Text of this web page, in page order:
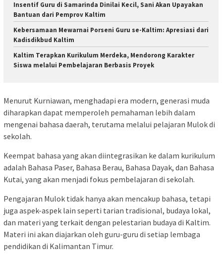
Insentif Guru di Samarinda Dinilai Kecil, Sani Akan Upayakan
Bantuan dari Pemprov Kaltim
Kebersamaan Mewarnai Porseni Guru se-Kaltim: Apresiasi dari
Kadisdikbud Kaltim
Kaltim Terapkan Kurikulum Merdeka, Mendorong Karakter
Siswa melalui Pembelajaran Berbasis Proyek
Menurut Kurniawan, menghadapi era modern, generasi muda
diharapkan dapat memperoleh pemahaman lebih dalam
mengenai bahasa daerah, terutama melalui pelajaran Mulok di
sekolah.
Keempat bahasa yang akan diintegrasikan ke dalam kurikulum
adalah Bahasa Paser, Bahasa Berau, Bahasa Dayak, dan Bahasa
Kutai, yang akan menjadi fokus pembelajaran di sekolah.
Pengajaran Mulok tidak hanya akan mencakup bahasa, tetapi
juga aspek-aspek lain seperti tarian tradisional, budaya lokal,
dan materi yang terkait dengan pelestarian budaya di Kaltim.
Materi ini akan diajarkan oleh guru-guru di setiap lembaga
pendidikan di Kalimantan Timur.